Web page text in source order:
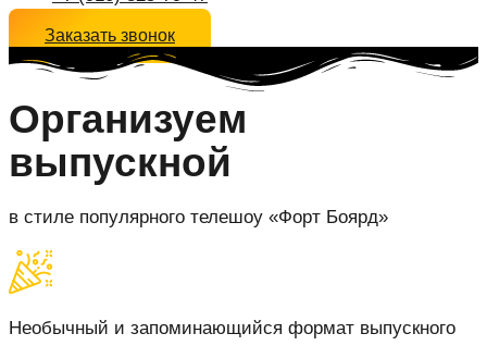
Заказать звонок
Организуем
выпускной
в стиле популярного телешоу «Форт Боярд»
Необычный и запоминающийся формат выпускного